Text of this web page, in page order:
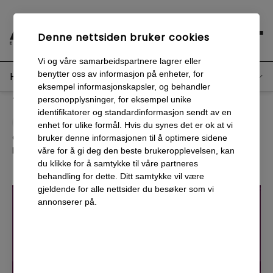
Våre topp 5 plugins for
Adobe XD
Anton Friberg
Ca
minutters lesing
Publisert:26 august 2020
Hurtignavigering
Hvorfor lage prototype?
Derfor har vi valgt Adobe XD
Tool Kit
UnDraw
Denne nettsiden bruker cookies
Vi og våre samarbeidspartnere lagrer eller
benytter oss av informasjon på enheter, for
eksempel informasjonskapsler, og behandler
personopplysninger, for eksempel unike
identifikatorer og standardinformasjon sendt av en
enhet for ulike formål. Hvis du synes det er ok at vi
bruker denne informasjonen til å optimere sidene
våre for å gi deg den beste brukeropplevelsen, kan
du klikke for å samtykke til våre partneres
behandling for dette. Ditt samtykke vil være
gjeldende for alle nettsider du besøker som vi
annonserer på.